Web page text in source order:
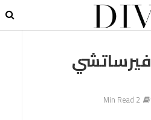
2 Min Read